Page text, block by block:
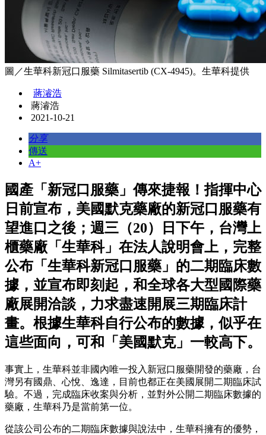
圖／生華科新冠口服藥 Silmitasertib (CX-4945)。生華科提供
蔣濬浩
蔣濬浩
2021-10-21
分享
傳送
A+
國產「新冠口服藥」傳來捷報！指揮中心
日前宣布，美國默克藥廠的新冠口服藥有
望進口之後；週三（20）日下午，台灣上
櫃藥廠「生華科」在法人說明會上，完整
公布「生華科新冠口服藥」的二期臨床數
據，並宣布即刻起，和全球各大型國際藥
廠展開洽談，力求盡速開展三期臨床計
畫。根據生華科自行公布的數據，似乎在
這些面向，可和「美國默克」一較高下。
事實上，生華科並非國內唯一投入新冠口服藥開發的藥廠，台
灣另有國鼎、心悅、逸達，目前也都正在美國展開二期臨床試
驗。不過，完成臨床收案與分析，並對外公開二期臨床數據的
藥廠，生華科乃是當前第一位。
從該公司公布的二期臨床數據與說法中，生華科擁有的優勢，